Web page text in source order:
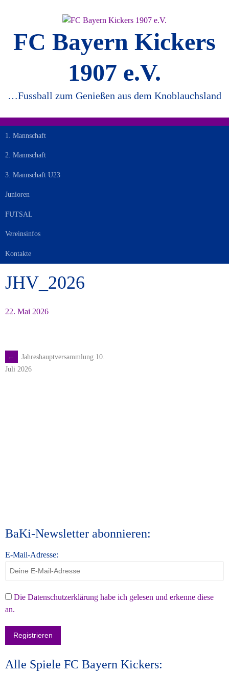
FC Bayern Kickers
1907 e.V.
…Fussball zum Genießen aus dem Knoblauchsland
1. Mannschaft
2. Mannschaft
3. Mannschaft U23
Junioren
FUTSAL
Vereinsinfos
Kontakte
JHV_2026
22. Mai 2026
Artikel-
←
Jahreshauptversammlung 10.
Juli 2026
BaKi-Newsletter abonnieren:
E-Mail-Adresse:
Die Datenschutzerklärung habe ich gelesen und erkenne diese
an.
Alle Spiele FC Bayern Kickers: